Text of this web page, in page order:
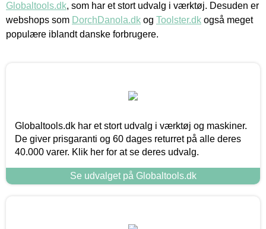
Globaltools.dk, som har et stort udvalg i værktøj. Desuden er
webshops som DorchDanola.dk og Toolster.dk også meget
populære iblandt danske forbrugere.
Globaltools.dk har et stort udvalg i værktøj og maskiner.
De giver prisgaranti og 60 dages returret på alle deres
40.000 varer. Klik her for at se deres udvalg.
Se udvalget på Globaltools.dk